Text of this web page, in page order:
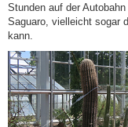
Stunden auf der
Saguaro, vielleicht sogar
kann.